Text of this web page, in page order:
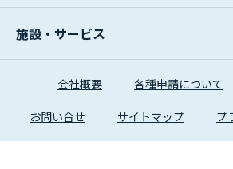
施設・サービス
会社概要 各種申請について
お問い合せ サイトマップ プ